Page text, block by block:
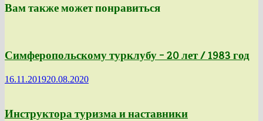
Вам также может понравиться
Симферопольскому турклубу – 20 лет / 1983 год
16.11.201920.08.2020
Инструктора туризма и наставники